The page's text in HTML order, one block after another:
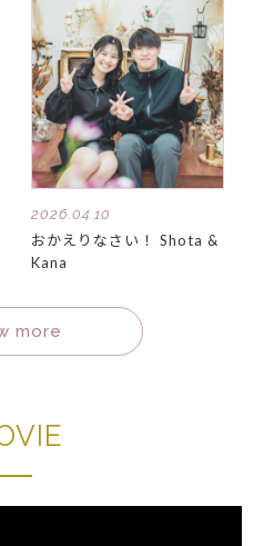
2026.04.10
おかえりなさい！ Shota &
Kana
more